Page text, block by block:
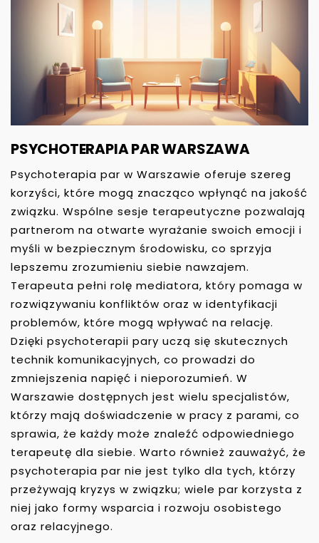
PSYCHOTERAPIA PAR WARSZAWA
Psychoterapia par w Warszawie oferuje szereg
korzyści, które mogą znacząco wpłynąć na jakość
związku. Wspólne sesje terapeutyczne pozwalają
partnerom na otwarte wyrażanie swoich emocji i
myśli w bezpiecznym środowisku, co sprzyja
lepszemu zrozumieniu siebie nawzajem.
Terapeuta pełni rolę mediatora, który pomaga w
rozwiązywaniu konfliktów oraz w identyfikacji
problemów, które mogą wpływać na relację.
Dzięki psychoterapii pary uczą się skutecznych
technik komunikacyjnych, co prowadzi do
zmniejszenia napięć i nieporozumień. W
Warszawie dostępnych jest wielu specjalistów,
którzy mają doświadczenie w pracy z parami, co
sprawia, że każdy może znaleźć odpowiedniego
terapeutę dla siebie. Warto również zauważyć, że
psychoterapia par nie jest tylko dla tych, którzy
przeżywają kryzys w związku; wiele par korzysta z
niej jako formy wsparcia i rozwoju osobistego
oraz relacyjnego.